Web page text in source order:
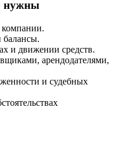
нужны
балансы.
и движении средств.
арендодателями,
и судебных